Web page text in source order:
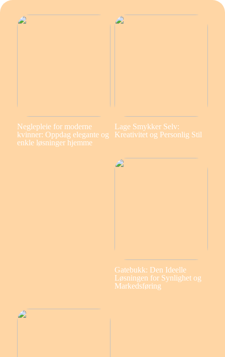
Neglepleie for moderne
kvinner: Oppdag elegante og
enkle løsninger hjemme
Lage Smykker Selv:
Kreativitet og Personlig Stil
Gatebukk: Den Ideelle
Løsningen for Synlighet og
Markedsføring